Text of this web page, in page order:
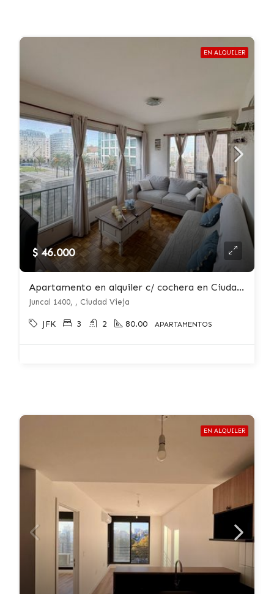
EN ALQUILER
$ 46.000
Apartamento en alquiler c/ cochera en Ciudad Vieja
Juncal 1400, , Ciudad Vieja
JFK 3 2 80.00 APARTAMENTOS
EN ALQUILER